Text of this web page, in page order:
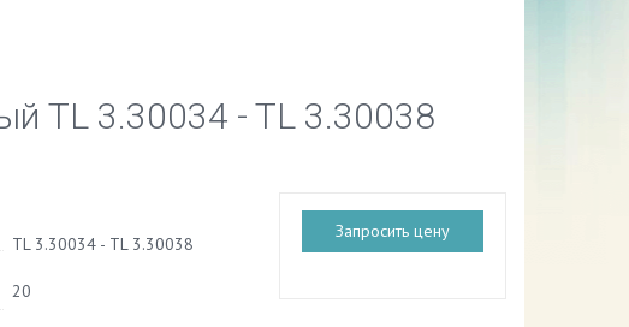
TL 3.30034 - TL 3.30038
TL 3.30034 - TL 3.30038
20
Запросить цену